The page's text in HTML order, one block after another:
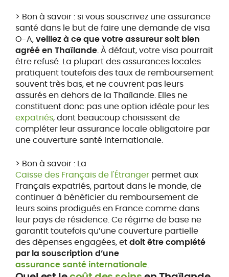
> Bon à savoir : si vous souscrivez une assurance
santé dans le but de faire une demande de visa
O-A,veillez à ce que votre assureur soit bien
agréé en Thaïlande. À défaut, votre visa pourrait
être refusé. La plupart des assurances locales
pratiquent toutefois des taux de remboursement
souvent très bas, et ne couvrent pas leurs
assurés en dehors de la Thaïlande. Elles ne
constituent donc pas une option idéale pour les
expatriés, dont beaucoup choisissent de
compléter leur assurance locale obligatoire par
une couverture santé internationale.
> Bon à savoir : La
Caisse des Français de l'Étrangerpermet aux
Français expatriés, partout dans le monde, de
continuer à bénéficier du remboursement de
leurs soins prodigués en France comme dans
leur pays de résidence. Ce régime de base ne
garantit toutefois qu’une couverture partielle
des dépenses engagées, etdoit être complété
par la souscription d’une
assurance santé internationale.